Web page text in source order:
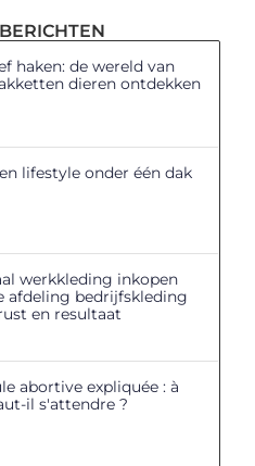
haken: de wereld van
dieren ontdekken
lifestyle onder één dak
werkkleding inkopen
afdeling bedrijfskleding
en resultaat
abortive expliquée : à
il s'attendre ?